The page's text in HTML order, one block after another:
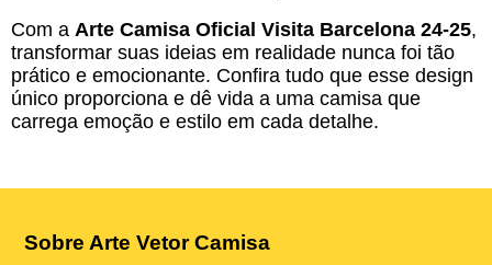
Com a Arte Camisa Oficial Visita Barcelona 24-25,
transformar suas ideias em realidade nunca foi tão
prático e emocionante. Confira tudo que esse design
único proporciona e dê vida a uma camisa que
carrega emoção e estilo em cada detalhe.
Sobre Arte Vetor Camisa